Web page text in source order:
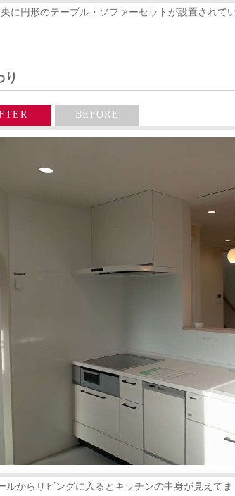
に円形のテーブル・ソファーセットが設置されて
り
ルからリビングに入るとキッチンの中身が見えて